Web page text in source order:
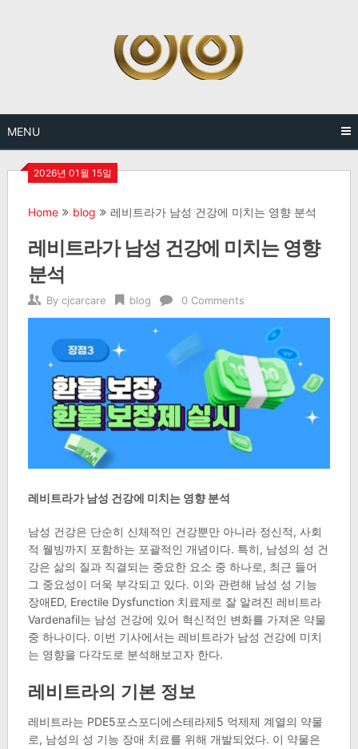
MENU
2026년 01월 15일
Home blog 레비트라가 남성 건강에 미치는 영향 분석
레비트라가 남성 건강에 미치는 영향
분석
By cjcarcare blog 0 Comments
레비트라가 남성 건강에 미치는 영향 분석
남성 건강은 단순히 신체적인 건강뿐만 아니라 정신적, 사회
적 웰빙까지 포함하는 포괄적인 개념이다. 특히, 남성의 성 건
강은 삶의 질과 직결되는 중요한 요소 중 하나로, 최근 들어
그 중요성이 더욱 부각되고 있다. 이와 관련해 남성 성 기능
장애ED, Erectile Dysfunction 치료제로 잘 알려진 레비트라
Vardenafil는 남성 건강에 있어 혁신적인 변화를 가져온 약물
중 하나이다. 이번 기사에서는 레비트라가 남성 건강에 미치
는 영향을 다각도로 분석해보고자 한다.
레비트라의 기본 정보
레비트라는 PDE5포스포디에스테라제5 억제제 계열의 약물
로, 남성의 성 기능 장애 치료를 위해 개발되었다. 이 약물은